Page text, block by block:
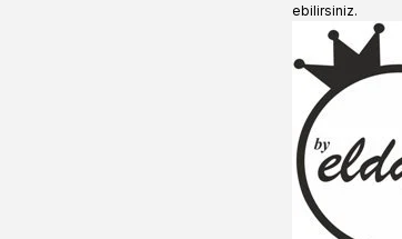
ebilirsiniz.